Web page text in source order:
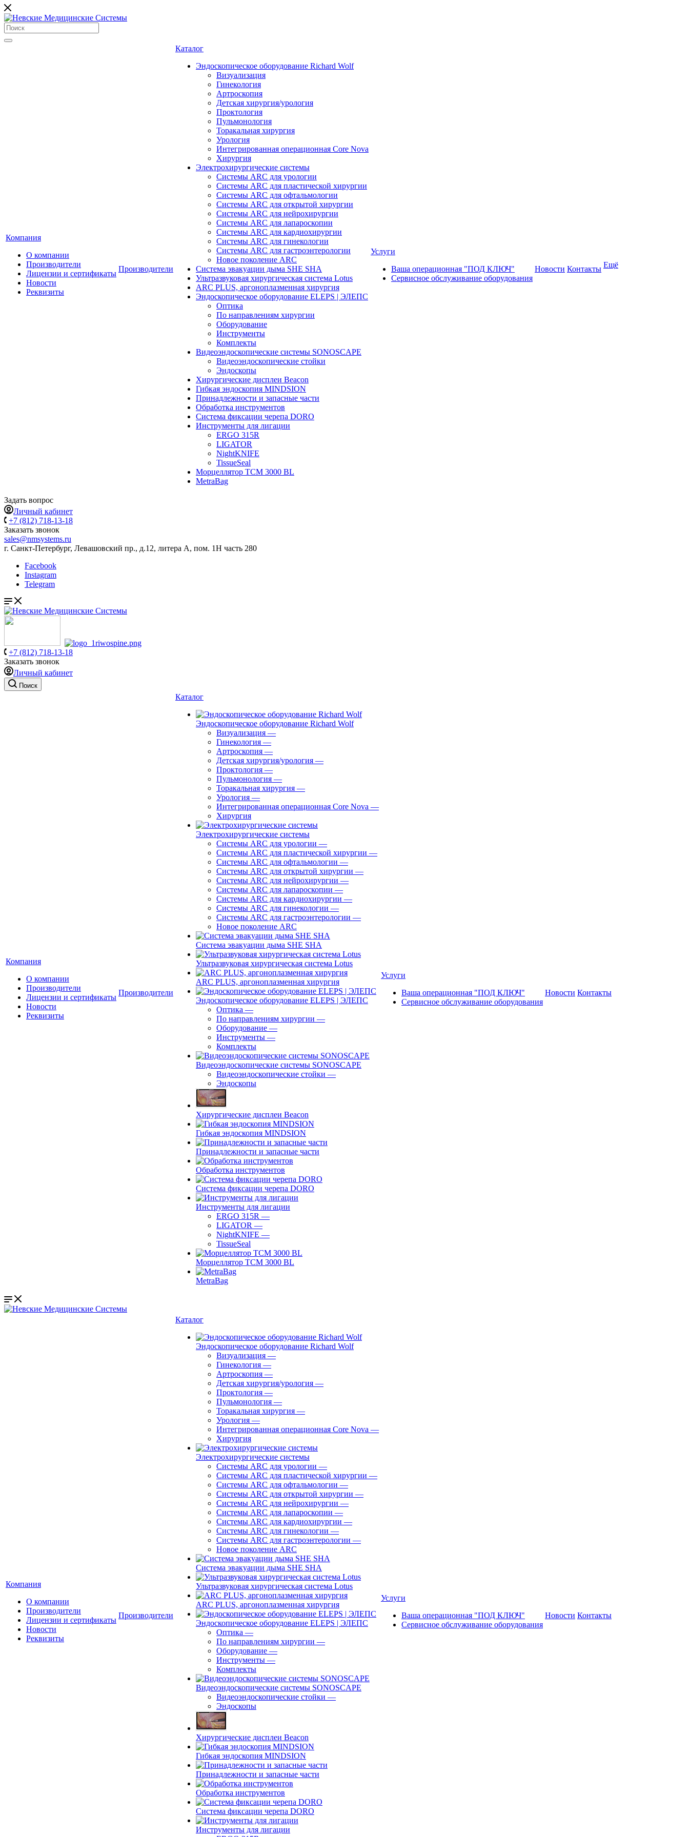
Компания
О компании
Производители
Лицензии и сертификаты
Новости
Реквизиты
Производители
Каталог
Эндоскопическое оборудование Richard Wolf
Визуализация
Гинекология
Артроскопия
Детская хирургия/урология
Проктология
Пульмонология
Торакальная хирургия
Урология
Интегрированная операционная Core Nova
Хирургия
Электрохирургические системы
Системы ARC для урологии
Системы ARC для пластической хирургии
Системы ARC для офтальмологии
Системы ARC для открытой хирургии
Системы ARC для нейрохирургии
Системы ARC для лапароскопии
Системы ARC для кардиохирургии
Системы ARC для гинекологии
Системы ARC для гастроэнтерологии
Новое поколение ARC
Система эвакуации дыма SHE SHA
Ультразвуковая хирургическая система Lotus
ARC PLUS, аргоноплазменная хирургия
Эндоскопическое оборудование ELEPS | ЭЛЕПС
Оптика
По направлениям хирургии
Оборудование
Инструменты
Комплекты
Видеоэндоскопические системы SONOSCAPE
Видеоэндоскопические стойки
Эндоскопы
Хирургические дисплеи Beacon
Гибкая эндоскопия MINDSION
Принадлежности и запасные части
Обработка инструментов
Система фиксации черепа DORO
Инструменты для лигации
ERGO 315R
LIGATOR
NightKNIFE
TissueSeal
Морцеллятор ТСМ 3000 BL
MetraBag
Услуги
Ваша операционная "ПОД КЛЮЧ"
Сервисное обслуживание оборудования
Новости Контакты Ещё
Задать вопрос
Личный кабинет
+7 (812) 718-13-18
Заказать звонок
sales@nmsystems.ru
г. Санкт-Петербург, Левашовский пр., д.12, литера А, пом. 1Н часть 280
Facebook
Instagram
Telegram
+7 (812) 718-13-18
Заказать звонок
Личный кабинет
Поиск
Компания
О компании
Производители
Лицензии и сертификаты
Новости
Реквизиты
Производители
Каталог
Эндоскопическое оборудование Richard Wolf
Визуализация —
Гинекология —
Артроскопия —
Детская хирургия/урология —
Проктология —
Пульмонология —
Торакальная хирургия —
Урология —
Интегрированная операционная Core Nova —
Хирургия
Электрохирургические системы
Системы ARC для урологии —
Системы ARC для пластической хирургии —
Системы ARC для офтальмологии —
Системы ARC для открытой хирургии —
Системы ARC для нейрохирургии —
Системы ARC для лапароскопии —
Системы ARC для кардиохирургии —
Системы ARC для гинекологии —
Системы ARC для гастроэнтерологии —
Новое поколение ARC
Система эвакуации дыма SHE SHA
Ультразвуковая хирургическая система Lotus
ARC PLUS, аргоноплазменная хирургия
Эндоскопическое оборудование ELEPS | ЭЛЕПС
Оптика —
По направлениям хирургии —
Оборудование —
Инструменты —
Комплекты
Видеоэндоскопические системы SONOSCAPE
Видеоэндоскопические стойки —
Эндоскопы
Хирургические дисплеи Beacon
Гибкая эндоскопия MINDSION
Принадлежности и запасные части
Обработка инструментов
Система фиксации черепа DORO
Инструменты для лигации
ERGO 315R —
LIGATOR —
NightKNIFE —
TissueSeal
Морцеллятор ТСМ 3000 BL
MetraBag
Услуги
Ваша операционная "ПОД КЛЮЧ"
Сервисное обслуживание оборудования
Новости Контакты
Компания
О компании
Производители
Лицензии и сертификаты
Новости
Реквизиты
Производители
Каталог
Эндоскопическое оборудование Richard Wolf
Визуализация —
Гинекология —
Артроскопия —
Детская хирургия/урология —
Проктология —
Пульмонология —
Торакальная хирургия —
Урология —
Интегрированная операционная Core Nova —
Хирургия
Электрохирургические системы
Системы ARC для урологии —
Системы ARC для пластической хирургии —
Системы ARC для офтальмологии —
Системы ARC для открытой хирургии —
Системы ARC для нейрохирургии —
Системы ARC для лапароскопии —
Системы ARC для кардиохирургии —
Системы ARC для гинекологии —
Системы ARC для гастроэнтерологии —
Новое поколение ARC
Система эвакуации дыма SHE SHA
Ультразвуковая хирургическая система Lotus
ARC PLUS, аргоноплазменная хирургия
Эндоскопическое оборудование ELEPS | ЭЛЕПС
Оптика —
По направлениям хирургии —
Оборудование —
Инструменты —
Комплекты
Видеоэндоскопические системы SONOSCAPE
Видеоэндоскопические стойки —
Эндоскопы
Хирургические дисплеи Beacon
Гибкая эндоскопия MINDSION
Принадлежности и запасные части
Обработка инструментов
Система фиксации черепа DORO
Инструменты для лигации
Услуги
Ваша операционная "ПОД КЛЮЧ"
Сервисное обслуживание оборудования
Новости Контакты